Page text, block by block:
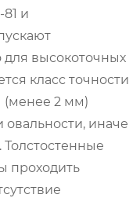
и
высокоточных
класс точности
(менее 2 мм)
иначе
проходить